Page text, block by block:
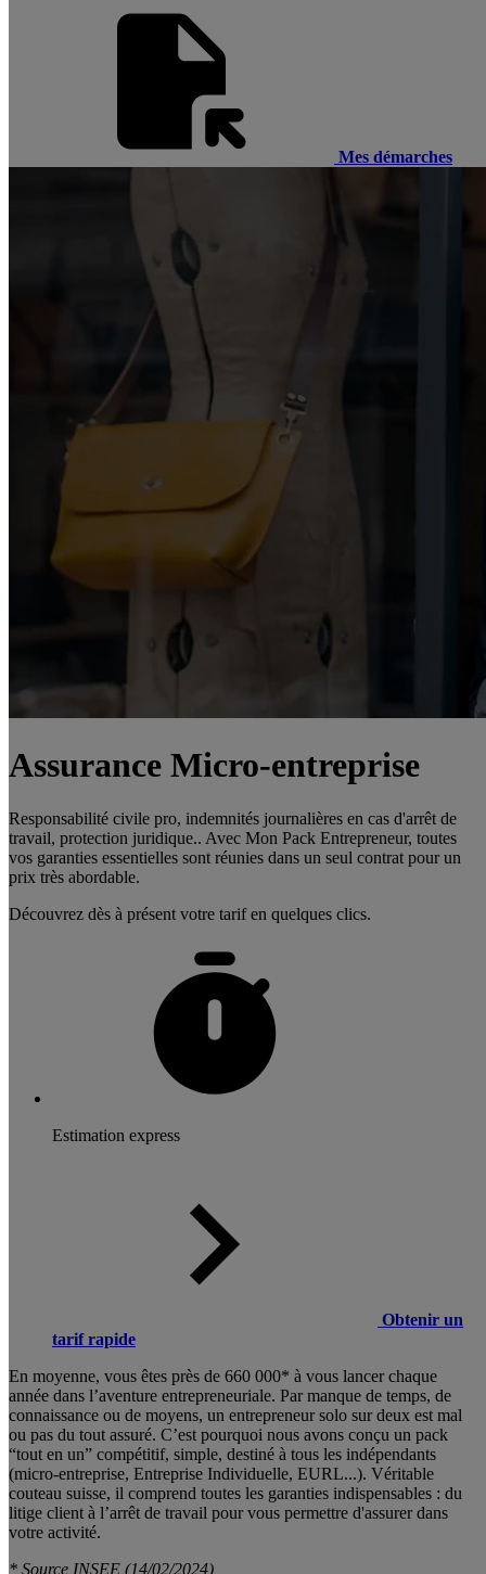
Mes démarches
Assurance Micro-entreprise
Responsabilité civile pro, indemnités journalières en cas d'arrêt de
travail, protection juridique.. Avec Mon Pack Entrepreneur, toutes
vos garanties essentielles sont réunies dans un seul contrat pour un
prix très abordable.
Découvrez dès à présent votre tarif en quelques clics.
Estimation express
Obtenir un
tarif rapide
En moyenne, vous êtes près de 660 000* à vous lancer chaque
année dans l’aventure entrepreneuriale. Par manque de temps, de
connaissance ou de moyens, un entrepreneur solo sur deux est mal
ou pas du tout assuré. C’est pourquoi nous avons conçu un pack
“tout en un” compétitif, simple, destiné à tous les indépendants
(micro-entreprise, Entreprise Individuelle, EURL...). Véritable
couteau suisse, il comprend toutes les garanties indispensables : du
litige client à l’arrêt de travail pour vous permettre d'assurer dans
votre activité.
* Source INSEE (14/02/2024)